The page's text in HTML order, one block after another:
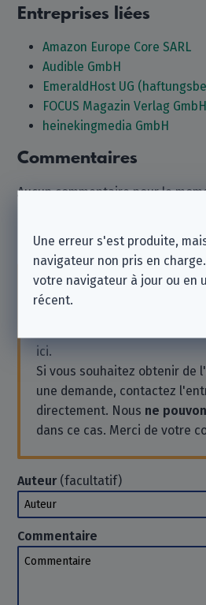
Entreprises liées
Amazon Europe Core SARL
Audible GmbH
EmeraldHost UG
FOCUS Magazin Verlag GmbH
heinekingmedia GmbH
Commentaires
Aucun commentaire pour le
Laisser un commentaire
Notez que nous sommes une
ici.
Si vous souhaitez obtenir de
une demande, contactez
directement. Nous ne
dans ce cas. Merci de votre
Auteur(facultatif)
Auteur
Commentaire
Commentaire
Une erreur s'est produite,
navigateur non pris en
votre navigateur à jour ou en
récent.